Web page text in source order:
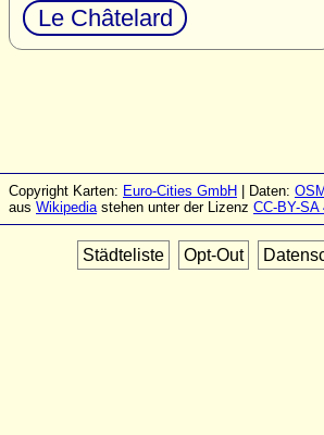
Le Châtelard
Copyright Karten: Euro-Cities GmbH | Daten:
aus Wikipediastehen unter der Lizenz CC-BY-SA
Städteliste Opt-Out